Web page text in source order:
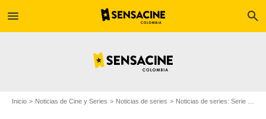
menu search
Inicio Noticias de Cine y Series Noticias de series Noticias de series: Serie de televisión